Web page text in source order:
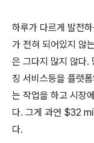
하루가 다르게 발전
가 전혀 되어있지 않
은 그다지 많지 않다.
징 서비스등을 플랫
는 작업을 하고 시장
다. 그게 과연 $32
다.